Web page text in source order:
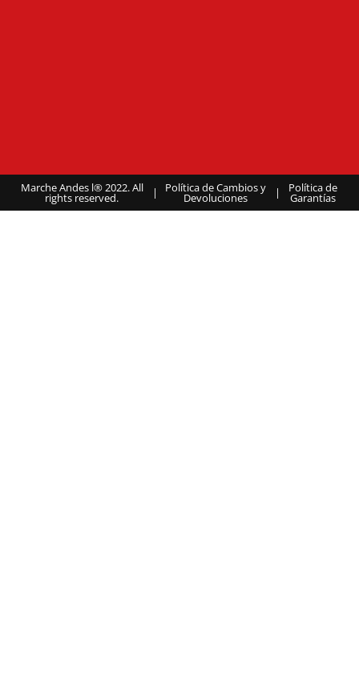
Marche Andes l® 2022. All
rights reserved. | Política de Cambios y
Devoluciones | Política de
Garantías